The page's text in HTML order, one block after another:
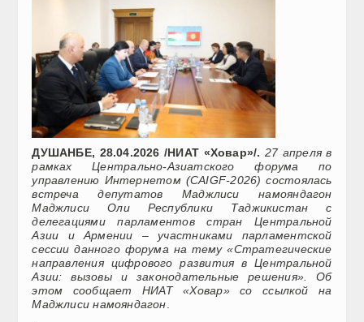
ДУШАНБЕ, 28.04.2026 /НИАТ «Ховар»/. 27 апреля в
рамках Центрально-Азиатского форума по
управлению Интернетом (CAIGF-2026) состоялась
встреча депутатов Маджлиси намояндагон
Маджлиси Оли Республики Таджикистан с
делегациями парламентов стран Центральной
Азии и Армении – участниками парламентской
сессии данного форума на тему «Стратегические
направления цифрового развития в Центральной
Азии: вызовы и законодательные решения». Об
этом сообщает НИАТ «Ховар» со ссылкой на
Маджлиси намояндагон